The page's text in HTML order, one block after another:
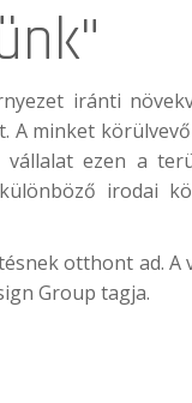
iránti
A minket
ezen a
irodai
otthont ad. A
Group tagja.